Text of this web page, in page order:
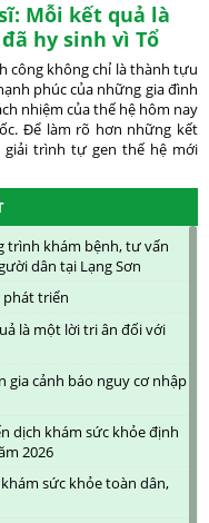
- Chuyên gia
và biến chứng
trên thế giới mắc bệnh,
nhập viện và biến chứng
Dự phòng và Kiểm soát
những tuần cuối mùa hè
80 ca có xét nghiệm cúm
20%. Theo TS.BS Lê Kiến
kể đối với trẻ em và khuyến
căn bệnh tưởng như quen
trình khám bệnh, tư vấn
dân tại Lạng Sơn
phát triển
là một lời tri ân đối với
gia cảnh báo nguy cơ nhập
dịch khám sức khỏe định
2026
sức khỏe toàn dân,